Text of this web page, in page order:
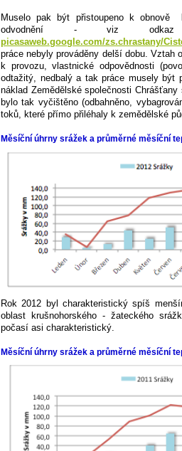
Muselo pak být přistoupeno k obnově
odvodnění - viz
picasaweb.google.com/zs.chrastany/
práce nebyly prováděny delší dobu. Vztah
k provozu, vlastnické odpovědnosti
odtažitý, nedbalý a tak práce musely
náklad Zemědělské společnosti
bylo tak vyčištěno (odbahněno,
toků, které přímo přiléhaly k zemědělské
Měsíční úhrny srážek a průměrné měsíční
Rok 2012 byl charakteristický spíš
oblast krušnohorského - žateckého
počasí asi charakteristický.
Měsíční úhrny srážek a průměrné měsíční